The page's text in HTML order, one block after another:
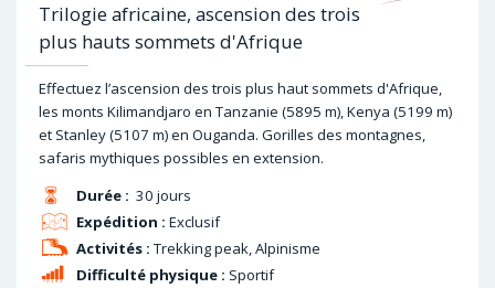
Trilogie africaine, ascension des trois
plus hauts sommets d'Afrique
Effectuez l’ascension des trois plus haut sommets d'Afrique,
les monts Kilimandjaro en Tanzanie (5895 m), Kenya (5199 m)
et Stanley (5107 m) en Ouganda. Gorilles des montagnes,
safaris mythiques possibles en extension.
Durée : 30 jours
Difficulté physique : Sportif
Expédition : Exclusif
Activités : Trekking peak, Alpinisme